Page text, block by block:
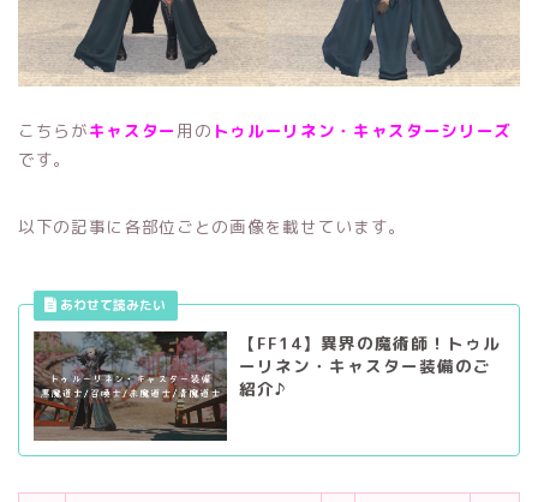
こちらがキャスター用の トゥルーリネン・キャスターシリーズ
です。
以下の記事に各部位ごとの画像を載せています。
【FF14】異界の魔術師！トゥル
ーリネン・キャスター装備のご
紹介♪